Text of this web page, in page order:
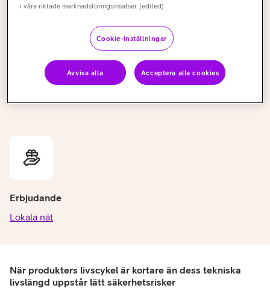
Ökad säkerhet
Förbättrad livscykelhantering säkerställer god säkerhet i
Erbjudande
Lokala nät
När produkters livscykel är kortare än dess tekniska
livslängd uppstår lätt säkerhetsrisker
i våra riktade marknadsföringsinsatser. (edited)
Cookie-inställningar
Avvisa alla Acceptera alla cookies